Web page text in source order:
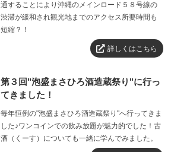
通することにより沖縄のメインロード５８号線の
渋滞が緩和され観光地までのアクセス所要時間も
短縮？！
詳しくはこちら
第３回"泡盛まさひろ酒造蔵祭り"に行っ
てきました！
毎年恒例の"泡盛まさひろ酒造蔵祭り"へ行ってきま
した♪ワンコインでの飲み放題が魅力的でした！古
酒（くーす）についても一緒に学んでみました。